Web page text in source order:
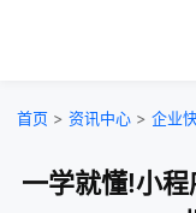
首页 > 资讯中心 > 企业
一学就懂!小